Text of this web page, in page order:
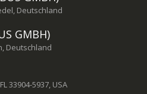
Deutschland
GMBH)
Deutschland
33904-5937, USA